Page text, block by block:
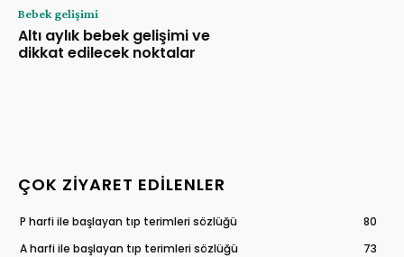
Bebek gelişimi
Altı aylık bebek gelişimi ve
dikkat edilecek noktalar
ÇOK ZIYARET EDILENLER
P harfi ile başlayan tıp terimleri sözlüğü
80
A harfi ile başlayan tıp terimleri sözlüğü
73